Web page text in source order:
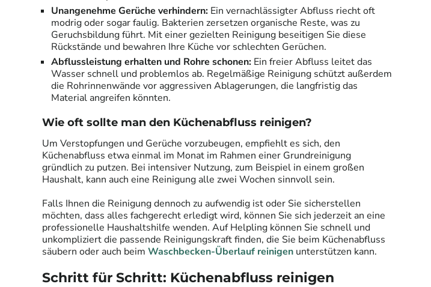
Unangenehme Gerüche verhindern: Ein vernachlässigter Abfluss riecht oft
modrig oder sogar faulig. Bakterien zersetzen organische Reste, was zu
Geruchsbildung führt. Mit einer gezielten Reinigung beseitigen Sie diese
Rückstände und bewahren Ihre Küche vor schlechten Gerüchen.
Abflussleistung erhalten und Rohre schonen: Ein freier Abfluss leitet das
Wasser schnell und problemlos ab. Regelmäßige Reinigung schützt außerdem
die Rohrinnenwände vor aggressiven Ablagerungen, die langfristig das
Material angreifen könnten.
Wie oft sollte man den Küchenabfluss reinigen?
Um Verstopfungen und Gerüche vorzubeugen, empfiehlt es sich, den
Küchenabfluss etwa einmal im Monat im Rahmen einer Grundreinigung
gründlich zu putzen. Bei intensiver Nutzung, zum Beispiel in einem großen
Haushalt, kann auch eine Reinigung alle zwei Wochen sinnvoll sein.
Falls Ihnen die Reinigung dennoch zu aufwendig ist oder Sie sicherstellen
möchten, dass alles fachgerecht erledigt wird, können Sie sich jederzeit an eine
professionelle Haushaltshilfe wenden. Auf Helpling können Sie schnell und
unkompliziert die passende Reinigungskraft finden, die Sie beim Küchenabfluss
säubern oder auch beim Waschbecken-Überlauf reinigen unterstützen kann.
Schritt für Schritt: Küchenabfluss reinigen